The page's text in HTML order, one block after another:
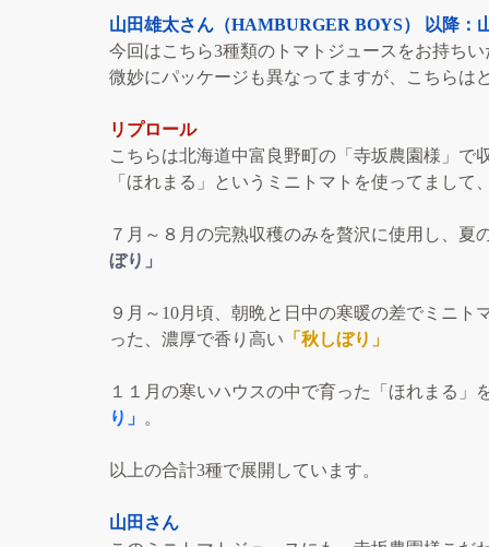
山田雄太さん（HAMBURGER BOYS） 以降：
今回はこちら3種類のトマトジュースをお持ち
微妙にパッケージも異なってますが、こちらは
リプロール
こちらは北海道中富良野町の「寺坂農園様」で
「ほれまる」というミニトマトを使ってまし
７月～８月の完熟収穫のみを贅沢に使用し、
ぼり」
９月～10月頃、朝晩と日中の寒暖の差でミニ
った、濃厚で香り高い 「秋しぼり」
１１月の寒いハウスの中で育った「ほれまる
り」 。
以上の合計3種で展開しています。
山田さん